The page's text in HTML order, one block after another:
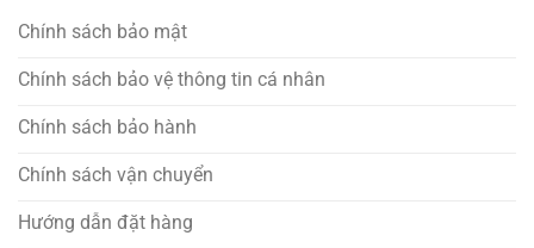
Chính sách bảo mật
Chính sách bảo vệ thông tin cá nhân
Chính sách bảo hành
Chính sách vận chuyển
Hướng dẫn đặt hàng